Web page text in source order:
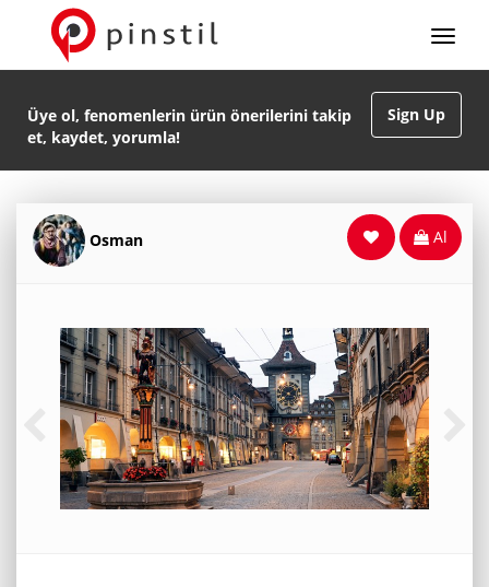
Sign Up
Üye ol, fenomenlerin ürün önerilerini takip
et, kaydet, yorumla!
Osman Al